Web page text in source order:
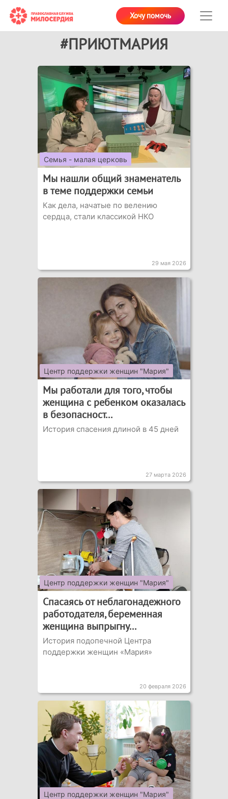
Хочу помочь
#ПРИЮТМАРИЯ
Семья - малая церковь
Мы нашли общий знаменатель
в теме поддержки семьи
Как дела, начатые по велению
сердца, стали классикой НКО
29 мая 2026
Центр поддержки женщин "Мария"
Мы работали для того, чтобы
женщина с ребенком оказалась
в безопасност...
История спасения длиной в 45 дней
27 марта 2026
Центр поддержки женщин "Мария"
Спасаясь от неблагонадежного
работодателя, беременная
женщина выпрыгну...
История подопечной Центра
поддержки женщин «Мария»
20 февраля 2026
Центр поддержки женщин "Мария"